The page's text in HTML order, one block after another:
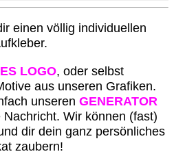
einen völlig individuellen
LOGO, oder selbst
aus unseren Grafiken.
unseren GENERATOR
Wir können (fast)
dir dein ganz persönliches
zaubern!